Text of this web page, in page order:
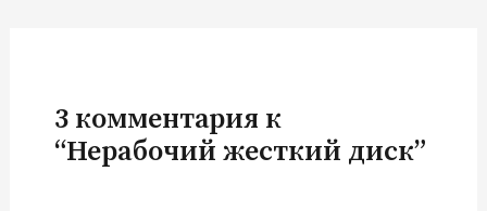
3 комментария к
“Нерабочий жесткий диск”